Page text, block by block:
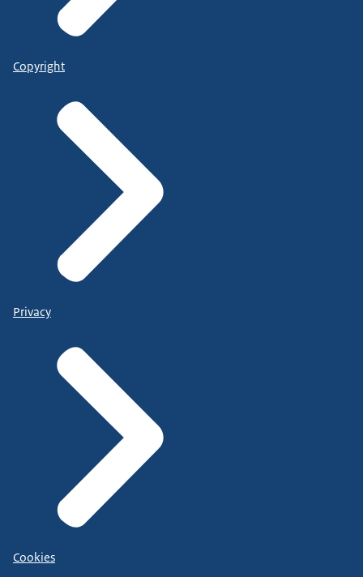
Copyright
Privacy
Cookies